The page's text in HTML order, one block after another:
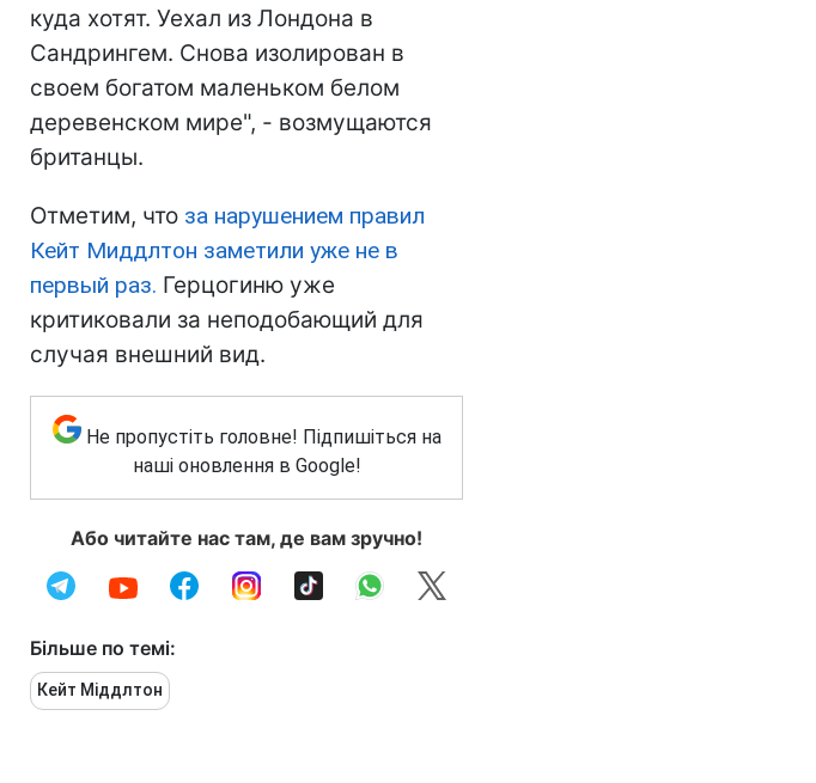
куда хотят. Уехал из Лондона в
Сандрингем. Снова изолирован в
своем богатом маленьком белом
деревенском мире", - возмущаются
британцы.
Отметим, что за нарушением правил
Кейт Миддлтон заметили уже не в
первый раз. Герцогиню уже
критиковали за неподобающий для
случая внешний вид.
Не пропустіть головне! Підпишіться на
наші оновлення в Google!
Або читайте нас там, де вам зручно!
Більше по темі:
Кейт Міддлтон